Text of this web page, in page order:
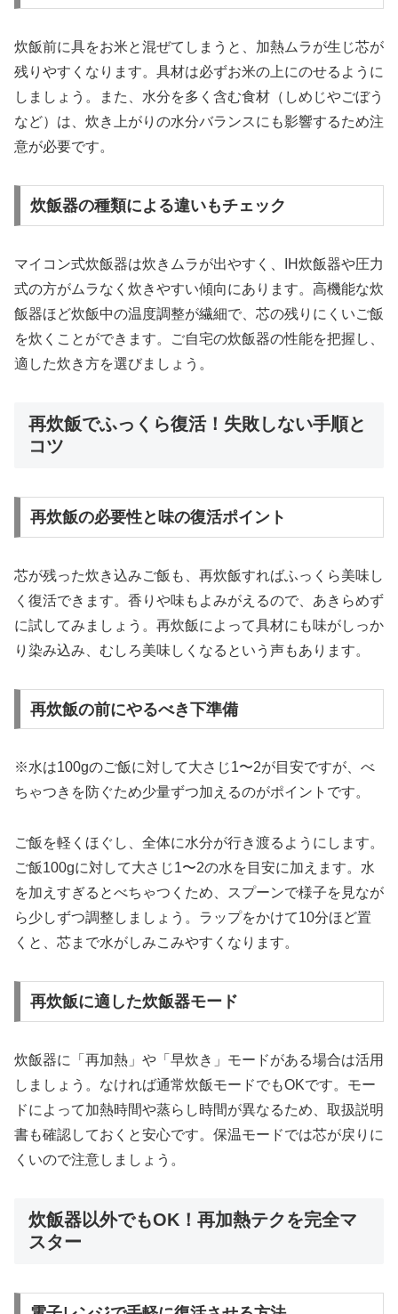
炊飯前に具をお米と混ぜてしまうと、加熱ムラが生じ芯が
残りやすくなります。具材は必ずお米の上にのせるように
しましょう。また、水分を多く含む食材（しめじやごぼう
など）は、炊き上がりの水分バランスにも影響するため注
意が必要です。
炊飯器の種類による違いもチェック
マイコン式炊飯器は炊きムラが出やすく、IH炊飯器や圧力
式の方がムラなく炊きやすい傾向にあります。高機能な炊
飯器ほど炊飯中の温度調整が繊細で、芯の残りにくいご飯
を炊くことができます。ご自宅の炊飯器の性能を把握し、
適した炊き方を選びましょう。
再炊飯でふっくら復活！失敗しない手順と
コツ
再炊飯の必要性と味の復活ポイント
芯が残った炊き込みご飯も、再炊飯すればふっくら美味し
く復活できます。香りや味もよみがえるので、あきらめず
に試してみましょう。再炊飯によって具材にも味がしっか
り染み込み、むしろ美味しくなるという声もあります。
再炊飯の前にやるべき下準備
※水は100gのご飯に対して大さじ1〜2が目安ですが、べ
ちゃつきを防ぐため少量ずつ加えるのがポイントです。
ご飯を軽くほぐし、全体に水分が行き渡るようにします。
ご飯100gに対して大さじ1〜2の水を目安に加えます。水
を加えすぎるとべちゃつくため、スプーンで様子を見なが
ら少しずつ調整しましょう。ラップをかけて10分ほど置
くと、芯まで水がしみこみやすくなります。
再炊飯に適した炊飯器モード
炊飯器に「再加熱」や「早炊き」モードがある場合は活用
しましょう。なければ通常炊飯モードでもOKです。モー
ドによって加熱時間や蒸らし時間が異なるため、取扱説明
書も確認しておくと安心です。保温モードでは芯が戻りに
くいので注意しましょう。
炊飯器以外でもOK！再加熱テクを完全マ
スター